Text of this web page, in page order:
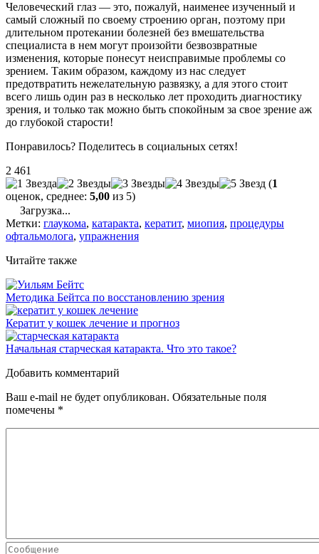
Человеческий глаз — это, пожалуй, наименее изученный и
самый сложный по своему строению орган, поэтому при
длительном протекании болезней без вмешательства
специалиста в нем могут произойти безвозвратные
изменения, которые понесут неисправимые проблемы со
зрением. Таким образом, каждому из нас следует
предотвратить нежелательную развязку, а для этого стоит
всего лишь один раз в несколько лет проходить диагностику
зрения, и только так можно быть спокойным за свое зрение аж
до глубокой старости!
Понравилось? Поделитесь в социальных сетях!
2 461
(1
оценок, среднее: 5,00 из 5)
Загрузка...
Метки: глаукома, катаракта, кератит, миопия, процедуры
офтальмолога, упражнения
Читайте также
Методика Бейтса по восстановлению зрения
Кератит у кошек лечение и прогноз
Начальная старческая катаракта. Что это такое?
Добавить комментарий
Ваш e-mail не будет опубликован. Обязательные поля
помечены *